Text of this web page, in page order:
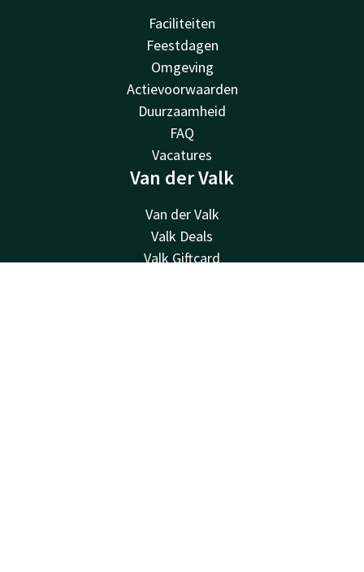
Faciliteiten
Feestdagen
Omgeving
Actievoorwaarden
Duurzaamheid
FAQ
Vacatures
Van der Valk
Van der Valk
Valk Deals
Valk Giftcard